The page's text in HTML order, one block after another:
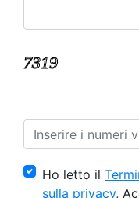
Ho letto il
sulla privacy,